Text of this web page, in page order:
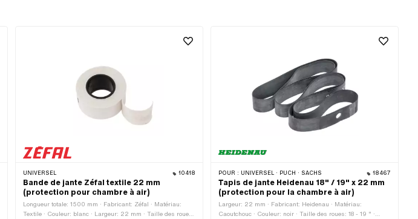
UNIVERSEL 10418
Bande de jante Zéfal textile 22 mm
(protection pour chambre à air)
Longueur totale: 1500 mm · Fabricant: Zéfal · Matériau:
Textile · Couleur: blanc · Largeur: 22 mm · Taille des roues:
POUR : UNIVERSEL · PUCH · SACHS 18467
Tapis de jante Heidenau 18" / 19" x 22 mm
(protection pour la chambre à air)
Largeur: 22 mm · Fabricant: Heidenau · Matériau:
Caoutchouc · Couleur: noir · Taille des roues: 18 - 19 " ·